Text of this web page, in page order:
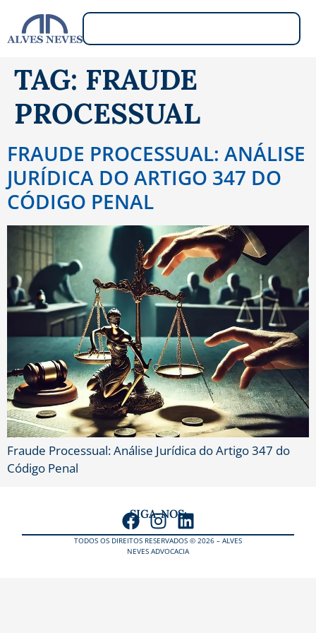
TAG: FRAUDE
PROCESSUAL
FRAUDE PROCESSUAL: ANÁLISE
JURÍDICA DO ARTIGO 347 DO
CÓDIGO PENAL
Fraude Processual: Análise Jurídica do Artigo 347 do
Código Penal
SIGA-NOS:
TODOS OS DIREITOS RESERVADOS © 2026 – ALVES
NEVES ADVOCACIA